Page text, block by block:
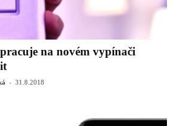
na novém vypínači
- 31.8.2018